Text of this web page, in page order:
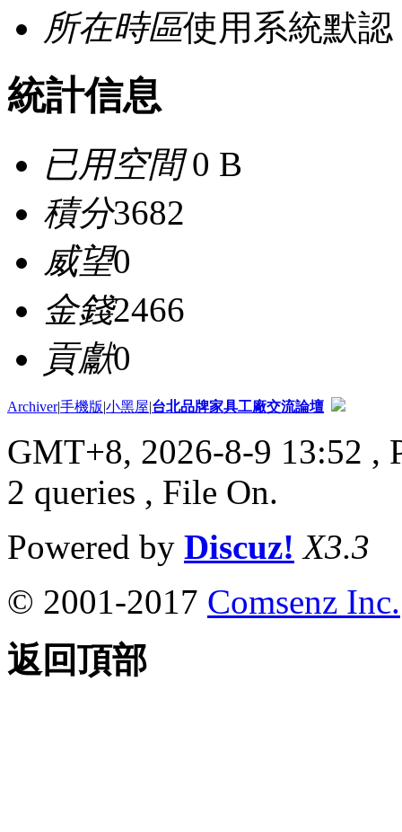
所在時區使用系統默認
統計信息
已用空間0 B
積分3682
威望0
金錢2466
貢獻0
Archiver|手機版|小黑屋|台北品牌家具工廠交流論壇
GMT+8, 2026-8-9 13:52 ,
2 queries , File On.
Powered by Discuz! X3.3
© 2001-2017 Comsenz Inc.
返回頂部